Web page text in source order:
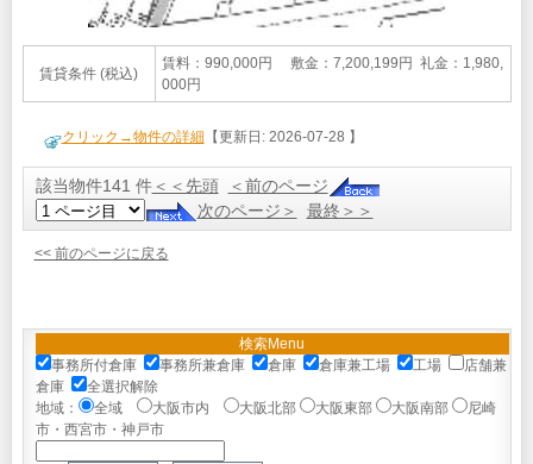
賃貸条件 (税込)
賃料：990,000円 敷金：7,200,199円 礼金：1,980,
000円
クリック→物件の詳細 【更新日: 2026-07-28 】
該当物件141 件＜＜先頭
＜前のページ
次のページ＞
最終＞＞
<< 前のページに戻る
検索Menu
事務所付倉庫
事務所兼倉庫 倉庫 倉庫兼工場 工場
店舗兼
倉庫
全選択解除
地域：
全域 大阪市内 大阪北部 大阪東部 大阪南部
尼崎
市・西宮市・神戸市